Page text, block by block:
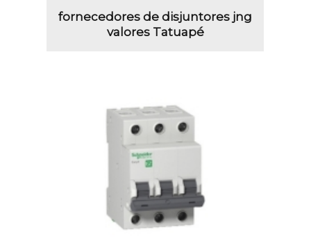
fornecedores de disjuntores jng
valores Tatuapé